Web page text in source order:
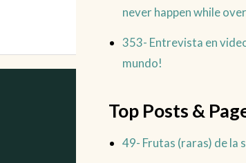
never happen while
353- Entrevista en
mundo!
Top Posts &
49- Frutas (raras) de la